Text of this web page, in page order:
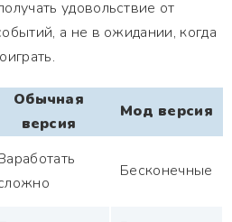
удовольствие от
а не в ожидании, когда
Обычная
версия
Мод версия
Бесконечные